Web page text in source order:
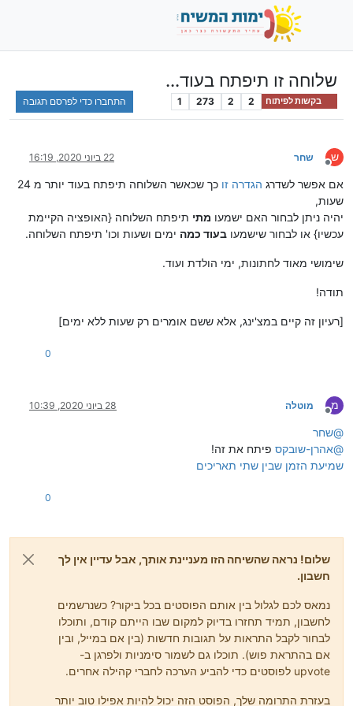
שלוחה זו תיפתח בעוד...
בקשות לפיתוח 2
2
273
1 התחברו כדי לפרסם תגובה
ש
מנותק
שחר 22 ביוני 2020, 16:19
אם אפשר לשדרג הגדרה זו
כך שכאשר השלוחה תיפתח בעוד יותר מ 24
שעות,
יהיה ניתן לבחור האם ישמעו מתי תיפתח השלוחה {האופציה הקיימת
עכשיו} או לבחור שישמעו בעוד כמה ימים ושעות וכו' תיפתח השלוחה.
שימושי מאוד לחתונות, ימי הולדת ועוד.
תודה!
[רעיון זה קיים במצ'ינג, אלא ששם אומרים רק שעות ללא ימים]
0
מ
מנותק
מוטלה 28 ביוני 2020, 10:39
@שחר
@אהרן-שובקס פיתח את זה!
שמיעת הזמן שבין שתי תאריכים
0
שלום! נראה שהשיחה הזו מעניינת אותך, אבל עדיין אין לך
חשבון.
נמאס לכם לגלול בין אותם הפוסטים בכל ביקור? כשנרשמים
לחשבון, תמיד תחזרו בדיוק למקום שבו הייתם קודם, ותוכלו
לבחור לקבל התראות על תגובות חדשות (בין אם במייל, ובין
אם בהתראת פוש). תוכלו גם לשמור סימניות ולפרגן ב-
upvote לפוסטים כדי להביע הערכה לחברי קהילה אחרים.
בעזרת התרומה שלך, הפוסט הזה יכול להיות אפילו טוב יותר